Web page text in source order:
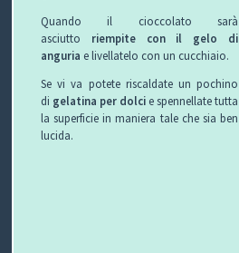
Quando il cioccolato sarà
asciutto riempite con il gelo di
anguria e livellatelo con un cucchiaio.
Se vi va potete riscaldate un pochino
di gelatina per dolci e spennellate tutta
la superficie in maniera tale che sia ben
lucida.